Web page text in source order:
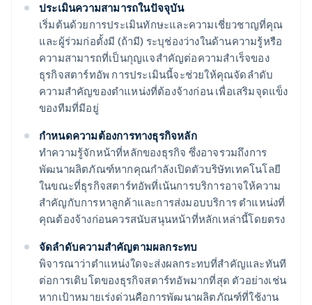
ประเมินความสามารถในปัจจุบัน
เริ่มต้นด้วยการประเมินทักษะและความเชี่ยวชาญที่คุณ
และผู้ร่วมก่อตั้งมี (ถ้ามี) ระบุช่องว่างในด้านความรู้หรือ
ความสามารถที่เป็นกุญแจสำคัญต่อความสำเร็จของ
ธุรกิจสตาร์ทอัพ การประเมินนี้จะช่วยให้คุณจัดลำดับ
ความสำคัญของตำแหน่งที่ต้องจ้างก่อน เพื่อเสริมจุดแข็ง
ของทีมที่มีอยู่
กำหนดความต้องการทางธุรกิจหลัก
ทำความรู้จักหน้าที่หลักของธุรกิจ ซึ่งอาจรวมถึงการ
พัฒนาผลิตภัณฑ์หากคุณกำลังเปิดตัวบริษัทเทคโนโลยี
ในขณะที่ธุรกิจสตาร์ทอัพที่เน้นการบริการอาจให้ความ
สำคัญกับการหาลูกค้าและการส่งมอบบริการ ตำแหน่งที่
คุณต้องจ้างก่อนควรสนับสนุนหน้าที่หลักเหล่านี้โดยตรง
จัดลำดับความสำคัญตามผลกระทบ
พิจารณาว่าตำแหน่งใดจะส่งผลกระทบที่สำคัญและทันที
ต่อการเติบโตของธุรกิจสตาร์ทอัพมากที่สุด ตัวอย่างเช่น
หากเป้าหมายเร่งด่วนคือการพัฒนาผลิตภัณฑ์ที่ใช้งาน